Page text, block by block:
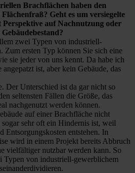
Brachflächen haben den
Geht es um versiegelte
Perspektive auf Nachnutzung oder
zwei Typen von industriell-
Zum ersten Typ können Sie sich eine
sie jeder von uns kennt. Da habe ich
ist, aber kein Gebäude, das
Der Unterschied ist da gar nicht so
seltensten Fällen die Größe, das
nachgenutzt werden können.
auf einer Brachfläche nicht
sehr oft ein Hindernis ist, weil
Entsorgungskosten entstehen. In
wird in einem Projekt bereits Abbruch
vielfältiger nutzbar werden kann. So
Typen von industriell-gewerblichem